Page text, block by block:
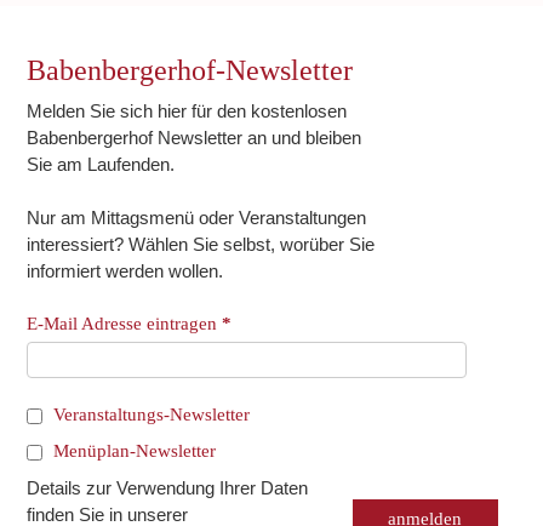
Babenbergerhof-Newsletter
Melden Sie sich hier für den kostenlosen
Babenbergerhof Newsletter an und bleiben
Sie am Laufenden.
Nur am Mittagsmenü oder Veranstaltungen
interessiert? Wählen Sie selbst, worüber Sie
informiert werden wollen.
E-Mail Adresse eintragen*
Veranstaltungs-Newsletter
Menüplan-Newsletter
Details zur Verwendung Ihrer Daten
finden Sie in unserer